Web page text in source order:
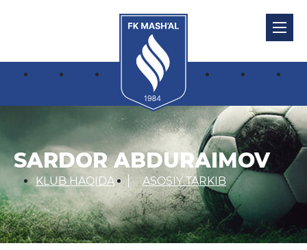
SARDOR ABDURAIMOV
KLUB HAQIDA ASOSIY TARKIB